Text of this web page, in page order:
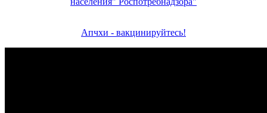
Апчхи - вакцинируйтесь!